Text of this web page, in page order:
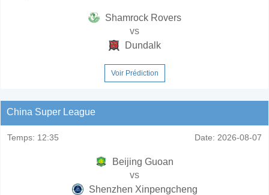
Shamrock Rovers
vs
Dundalk
Voir Prédiction
China Super League
Temps: 12:35 Date: 2026-08-07
Beijing Guoan
vs
Shenzhen Xinpengcheng